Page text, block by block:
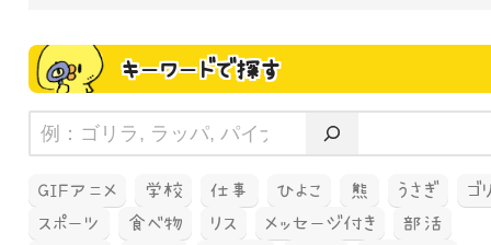
キーワードで探す
GIFアニメ 学校 仕事 ひよこ 熊 うさぎ
ゴ
スポーツ
食べ物 リス メッセージ付き
部活